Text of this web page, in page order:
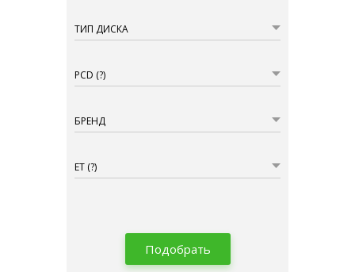
ТИП ДИСКА
PCD (?)
БРЕНД
ET (?)
Подобрать